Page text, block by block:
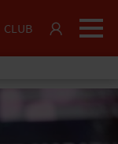
CLUB